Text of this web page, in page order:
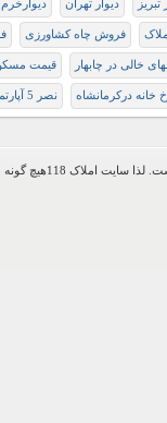
تبریز دیوار تهران دیوارخرم
فروش چاه کشاورزی
خالی در چابهار قیمت
خانه دركرمانشاه نصر 5 آپارتمان
اطلاعات موجود در این وب سایت از